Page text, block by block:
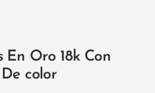
En Oro 18k Con
color